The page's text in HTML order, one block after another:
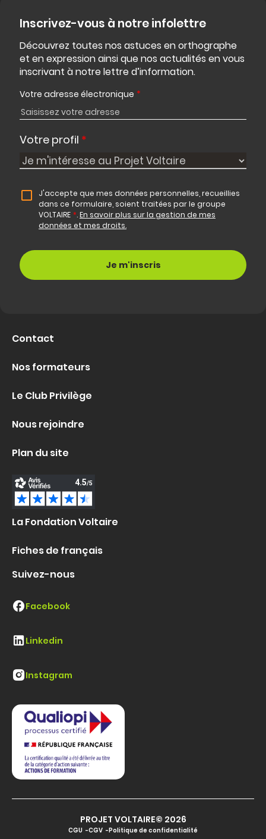
Inscrivez-vous à notre infolettre
Découvrez toutes nos astuces en orthographe
et en expression ainsi que nos actualités en vous
inscrivant à notre lettre d’information.
Votre adresse électronique *
Votre profil *
J'accepte que mes données personnelles, recueillies
dans ce formulaire, soient traitées par le groupe
VOLTAIRE *.En savoir plus sur la gestion de mes
données et mes droits.
Contact
Nos formateurs
Le Club Privilège
Nous rejoindre
Plan du site
La Fondation Voltaire
Fiches de français
Suivez-nous
Facebook
Linkedin
Instagram
PROJET VOLTAIRE© 2026
CGU CGV Politique de confidentialité